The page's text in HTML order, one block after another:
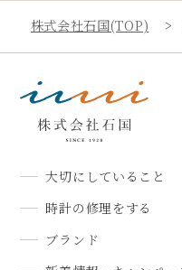
株式会社石国(TOP)
大切にしていること
時計の修理をする
ブランド